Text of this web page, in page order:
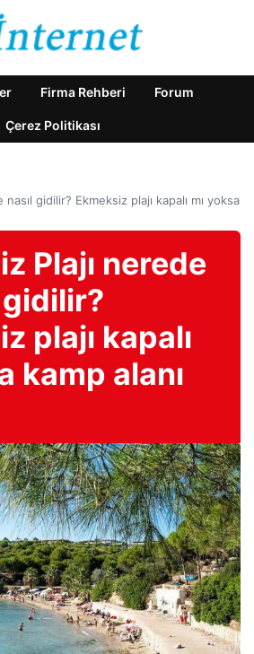
Firma Rehberi Forum
Çerez Politikası
gidilir? Ekmeksiz plajı kapalı mı yoksa
Plajı nerede
gidilir?
plajı kapalı
kamp alanı